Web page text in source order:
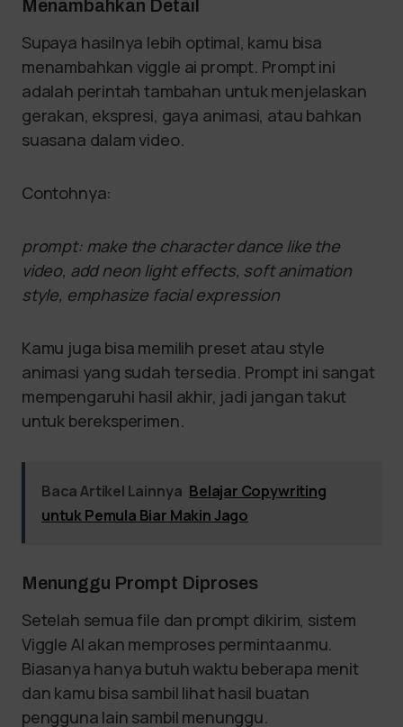
Menambahkan Detail
Supaya hasilnya lebih optimal, kamu bisa
menambahkan viggle ai prompt. Prompt ini
adalah perintah tambahan untuk menjelaskan
gerakan, ekspresi, gaya animasi, atau bahkan
suasana dalam video.
Contohnya:
prompt: make the character dance like the
video, add neon light effects, soft animation
style, emphasize facial expression
Kamu juga bisa memilih preset atau style
animasi yang sudah tersedia. Prompt ini sangat
mempengaruhi hasil akhir, jadi jangan takut
untuk bereksperimen.
Baca Artikel Lainnya Belajar Copywriting
untuk Pemula Biar Makin Jago
Menunggu Prompt Diproses
Setelah semua file dan prompt dikirim, sistem
Viggle AI akan memproses permintaanmu.
Biasanya hanya butuh waktu beberapa menit
dan kamu bisa sambil lihat hasil buatan
pengguna lain sambil menunggu.